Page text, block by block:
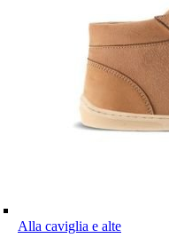
Alla caviglia e alte